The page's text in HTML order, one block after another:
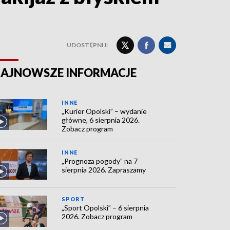
UDOSTĘPNIJ:
INFORMACJE
INNE
„Kurier Opolski” – wydanie
główne, 6 sierpnia 2026.
Zobacz program
INNE
„Prognoza pogody” na 7
sierpnia 2026. Zapraszamy
SPORT
„Sport Opolski” – 6 sierpnia
2026. Zobacz program